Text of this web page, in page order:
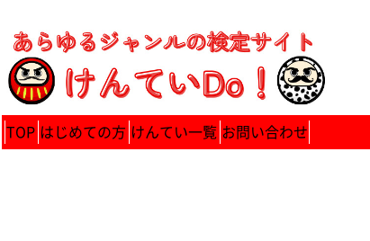
TOP はじめての方 けんてい一覧 お問い合わせ